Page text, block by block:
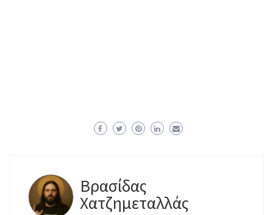
Βρασίδας
Χατζημεταλλάς